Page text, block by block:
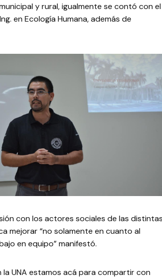
y rural, igualmente se contó con el
en Ecología Humana, además de
con los actores sociales de las
mejorar “no solamente en cuanto al
en equipo” manifestó.
la UNA estamos acá para compartir con